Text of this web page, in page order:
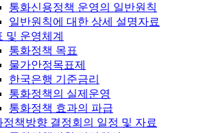
통화신용정책 운영의 일반원칙
일반원칙에 대한 상세 설명자료
및 운영체계
통화정책 목표
물가안정목표제
한국은행 기준금리
통화정책의 실제운영
통화정책 효과의 파급
정책방향 결정회의 일정 및 자료